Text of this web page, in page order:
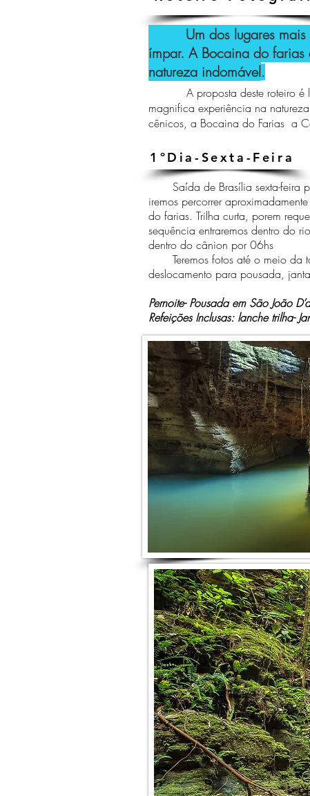
Um dos lugares mais
ímpar. A Bocaina do farias
natureza indomável.
A proposta deste roteiro é
magnifica experiência na
cênicos, a Bocaina do Farias a
1ºDia-Sexta-Feira
Saída de Brasília sexta-feira
iremos percorrer
do farias. Trilha curta, porem
sequência entraremos dentro do
dentro do cânion por 06hs
Teremos fotos até o meio da
deslocamento para pousada,
Pernoite- Pousada em São João
Refeições Inclusas: lanche trilha-